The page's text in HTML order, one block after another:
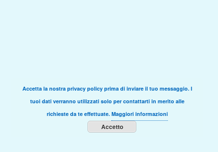
Accetta la nostra privacy policy prima di inviare il tuo messaggio. I
tuoi dati verranno utilizzati solo per contattarti in merito alle
richieste da te effettuate. Maggiori informazioni
Accetto